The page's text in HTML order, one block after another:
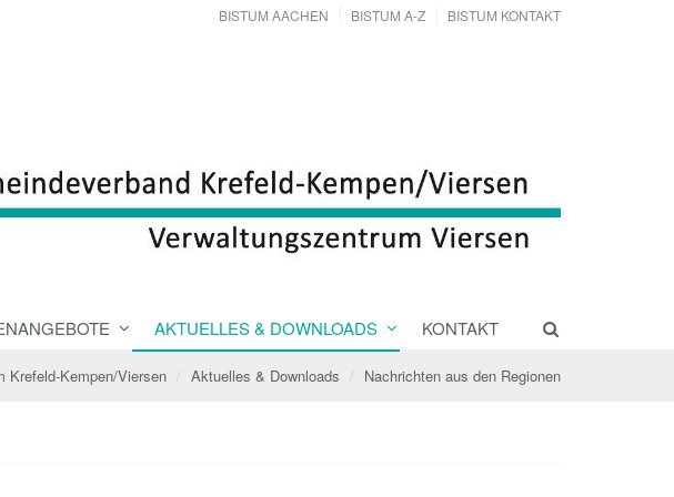
BISTUM AACHEN BISTUM A-Z BISTUM KONTAKT
AKTUELLES & DOWNLOADS KONTAKT
Krefeld-Kempen/Viersen Aktuelles & Downloads Nachrichten aus den Regionen